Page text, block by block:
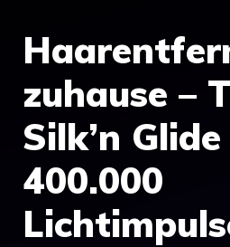
zuhause –
Silk’n
400.000